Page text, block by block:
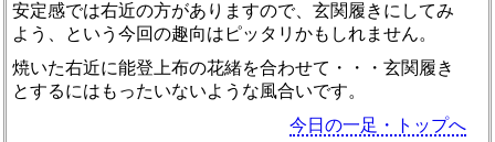
安定感では右近の方がありますので、玄関履きにしてみ
よう、という今回の趣向はピッタリかもしれません。
焼いた右近に能登上布の花緒を合わせて・・・玄関履き
とするにはもったいないような風合いです。
今日の一足・トップへ